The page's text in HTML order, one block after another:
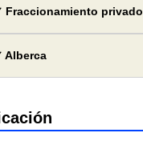
Fraccionamiento privado
Alberca